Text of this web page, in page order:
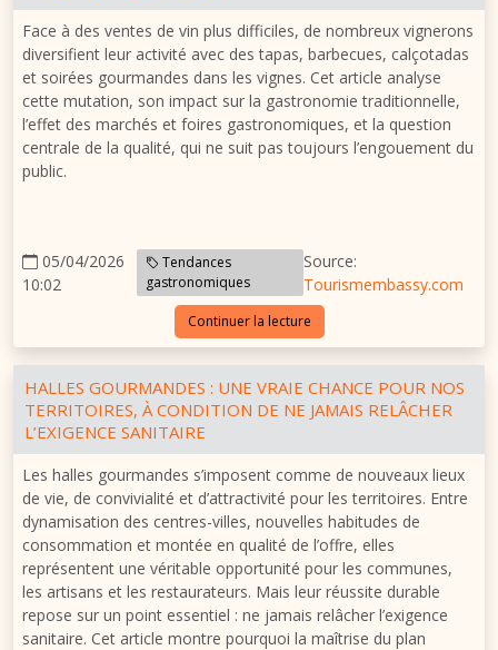
Face à des ventes de vin plus difficiles, de nombreux vignerons
diversifient leur activité avec des tapas, barbecues, calçotadas
et soirées gourmandes dans les vignes. Cet article analyse
cette mutation, son impact sur la gastronomie traditionnelle,
l’effet des marchés et foires gastronomiques, et la question
centrale de la qualité, qui ne suit pas toujours l’engouement du
public.
05/04/2026
10:02
Tendances
gastronomiques
Source:
Tourismembassy.com
Continuer la lecture
HALLES GOURMANDES : UNE VRAIE CHANCE POUR NOS
TERRITOIRES, À CONDITION DE NE JAMAIS RELÂCHER
L’EXIGENCE SANITAIRE
Les halles gourmandes s’imposent comme de nouveaux lieux
de vie, de convivialité et d’attractivité pour les territoires. Entre
dynamisation des centres-villes, nouvelles habitudes de
consommation et montée en qualité de l’offre, elles
représentent une véritable opportunité pour les communes,
les artisans et les restaurateurs. Mais leur réussite durable
repose sur un point essentiel : ne jamais relâcher l’exigence
sanitaire. Cet article montre pourquoi la maîtrise du plan